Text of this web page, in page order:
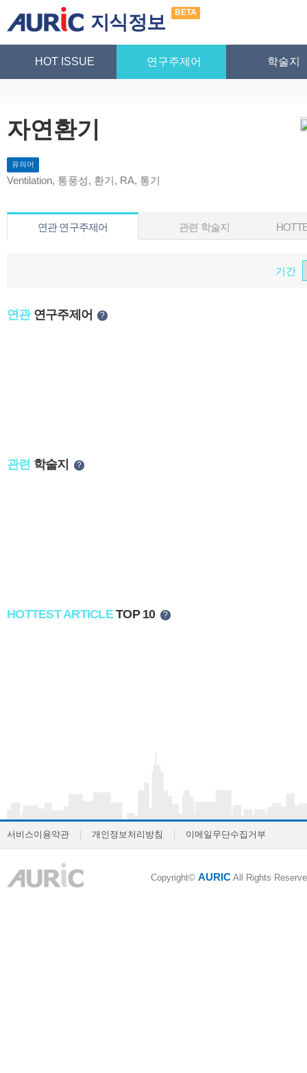
지식정보 BETA
HOT ISSUE 연구주제어 학술지
자연환기
유의어
Ventilation, 통풍성, 환기, RA, 통기
연관 연구주제어 관련 학술지
기간
연관연구주제어 ?
관련 학술지 ?
HOTTEST ARTICLETOP 10 ?
서비스이용약관 개인정보처리방침 이메일무단수집거부
Copyright© AURIC All Rights